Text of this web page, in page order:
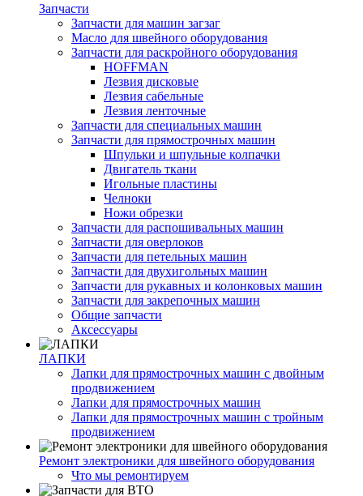
Запчасти
Запчасти для машин загзаг
Масло для швейного оборудования
Запчасти для раскройного оборудования
HOFFMAN
Лезвия дисковые
Лезвия сабельные
Лезвия ленточные
Запчасти для специальных машин
Запчасти для прямострочных машин
Шпульки и шпульные колпачки
Двигатель ткани
Игольные пластины
Челноки
Ножи обрезки
Запчасти для распошивальных машин
Запчасти для оверлоков
Запчасти для петельных машин
Запчасти для двухигольных машин
Запчасти для рукавных и колонковых машин
Запчасти для закрепочных машин
Общие запчасти
Аксессуары
ЛАПКИ
Лапки для прямострочных машин с двойным
продвижением
Лапки для прямострочных машин
Лапки для прямострочных машин с тройным
продвижением
Ремонт электроники для швейного оборудования
Что мы ремонтируем